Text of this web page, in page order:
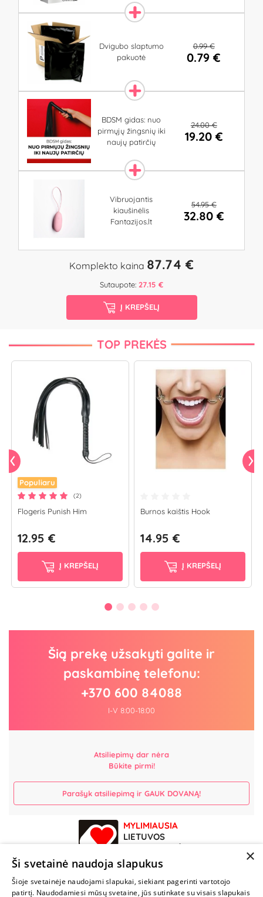
Dvigubo slaptumo
pakuotė
0.99 €
0.79 €
BDSM gidas: nuo
pirmųjų žingsnių iki
naujų patirčių
24.00 €
19.20 €
Vibruojantis
kiaušinėlis
Fantazijos.lt
54.95 €
32.80 €
Komplekto kaina 87.74 €
Sutaupote: 27.15 €
Į KREPŠELĮ
TOP PREKĖS
Populiaru
(2)
Flogeris Punish Him
12.95 €
Į KREPŠELĮ
Burnos kaištis Hook
14.95 €
Į KREPŠELĮ
Šią prekę užsakyti galite ir
paskambinę telefonu:
+370 600 84088
I-V 8:00-18:00
Atsiliepimų dar nėra
Būkite pirmi!
Parašyk atsiliepimą ir GAUK DOVANĄ!
MYLIMIAUSIA
LIETUVOS
PARDUOTUVĖ
NENUSTOK
×
Ši svetainė naudoja slapukus
Šioje svetainėje naudojami slapukai, siekiant pagerinti vartotojo
patirtį. Naudodamiesi mūsų svetaine, jūs sutinkate su visais slapukais